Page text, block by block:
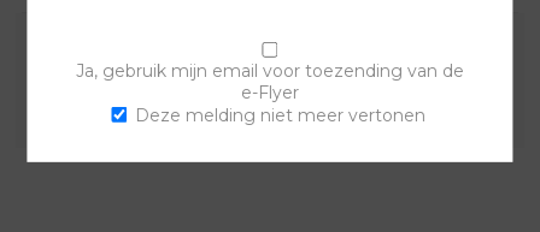
Combineer deze sierring met een van de andere
sierringen en horlogebanden voor een trendy horloge.
Ja, gebruik mijn email voor toezending van de
e-Flyer
Deze melding niet meer vertonen